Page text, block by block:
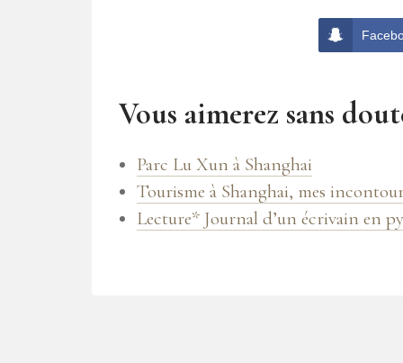
Vous aimerez sans
Parc Lu Xun à Shanghai
Tourisme à Shanghai, mes
Lecture* Journal d’un écrivain en